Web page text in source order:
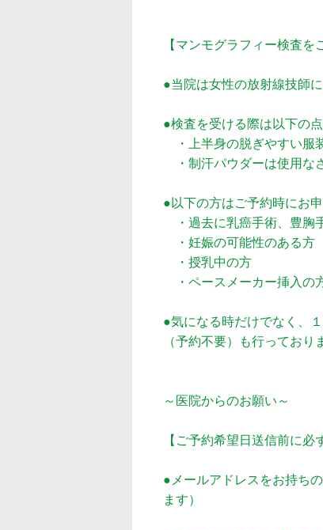
【マンモグラフィー検査を
●当院は女性の放射線技師
●検査を受ける際は以下の
・上半身の脱ぎやすい服
・制汗パウダーは使用な
●以下の方はご予約時にお申
・過去に乳癌手術、豊胸
・妊娠の可能性のある方
・授乳中の方
・ペースメーカー挿入の
●気になる時だけでなく、
（予約不要）も行っており
～医院からのお願い～
【ご予約希望日送信前に必
●メールアドレスをお持ち
ます）